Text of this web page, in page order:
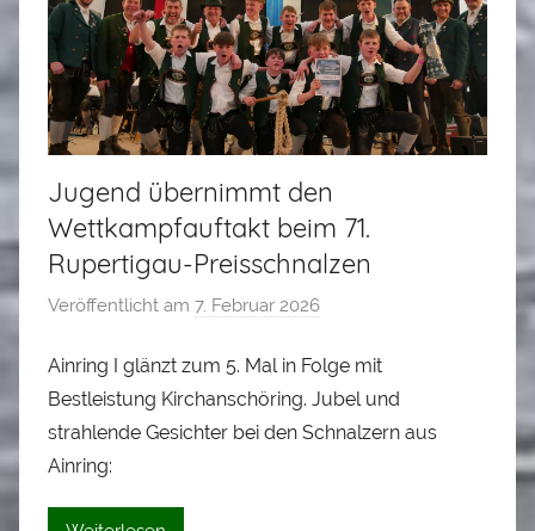
r
Jugend übernimmt den
Wettkampfauftakt beim 71.
Rupertigau-Preisschnalzen
Veröffentlicht am 7. Februar 2026
n
A
l
Ainring I glänzt zum 5. Mal in Folge mit
Bestleistung Kirchanschöring. Jubel und
strahlende Gesichter bei den Schnalzern aus
Ainring: